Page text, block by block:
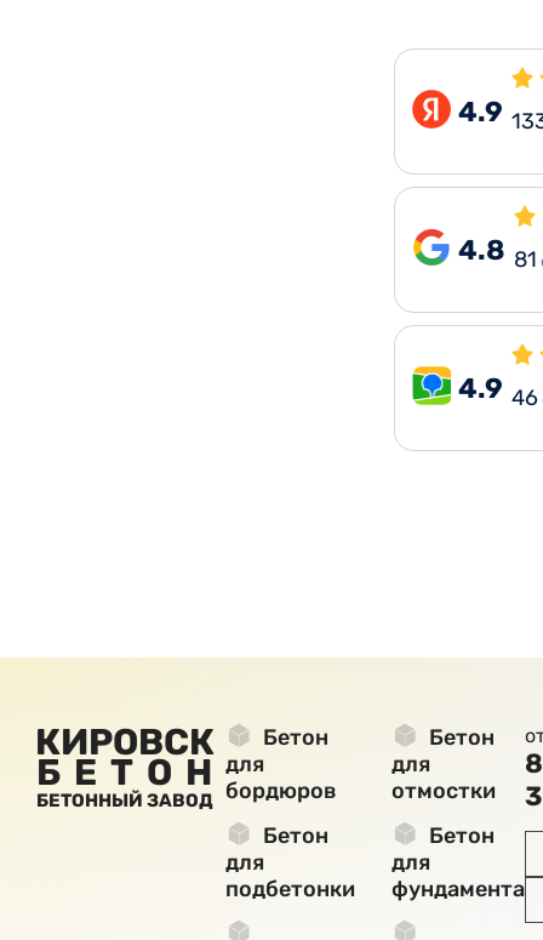
4.9
4.8 81
4.9 46
КИРОВСК
БЕТОН
БЕТОННЫЙ ЗАВОД
Бетон
для
бордюров
Бетон
для
отмостки
Бетон
для
подбетонки
Бетон
для
фундамента